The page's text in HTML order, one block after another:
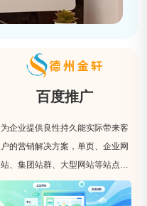
百度推广
为企业提供良性持久能实际带来客
户的营销解决方案，单页、企业网
站、集团站群、大型网站等站点类
型，我们具有丰富的网站优化经
验。